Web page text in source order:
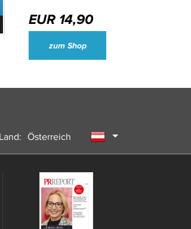
Wirtschaftsjournalisten und Unternehmenssprecher des Jahres 2024
EUR 14,90
zum Shop
Land:
Österreich